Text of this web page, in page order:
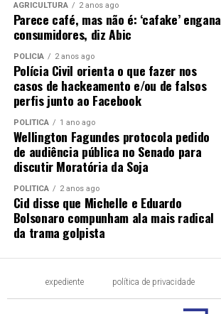
AGRICULTURA 2 anos ago
Parece café, mas não é: ‘cafake’ engana
consumidores, diz Abic
POLÍCIA 2 anos ago
Polícia Civil orienta o que fazer nos
casos de hackeamento e/ou de falsos
perfis junto ao Facebook
POLÍTICA 1 ano ago
Wellington Fagundes protocola pedido
de audiência pública no Senado para
discutir Moratória da Soja
POLÍTICA 2 anos ago
Cid disse que Michelle e Eduardo
Bolsonaro compunham ala mais radical
da trama golpista
expediente política de privacidade